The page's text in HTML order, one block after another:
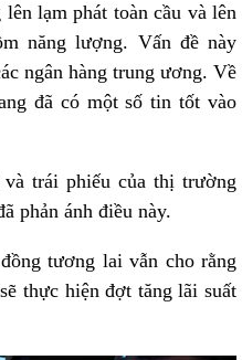
lạm phát toàn cầu và lên
năng lượng. Vấn đề này
ngân hàng trung ương. Về
đã có một số tin tốt vào
trái phiếu của thị trường
phản ánh điều này.
tương lai vẫn cho rằng
thực hiện đợt tăng lãi suất